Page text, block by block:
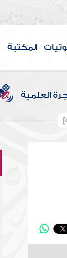
المكتبة
العلمية